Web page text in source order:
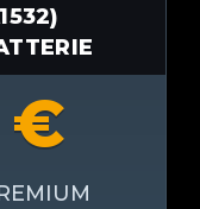
€